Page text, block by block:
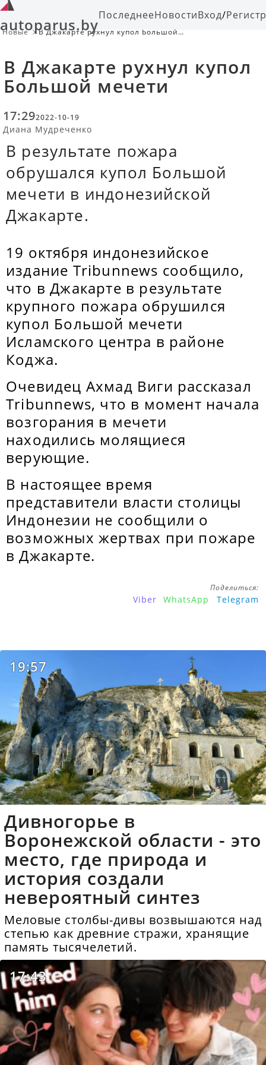
autoparus.byПоследнееНовостиВход/
Новые
В Джакарте рухнул купол Большой
В Джакарте рухнул купол
Большой мечети
17:292022-10-19
Диана Мудреченко
В результате пожара
обрушался купол Большой
мечети в индонезийской
Джакарте.
19 октября индонезийское
издание Tribunnews сообщило,
что в Джакарте в результате
крупного пожара обрушился
купол Большой мечети
Исламского центра в районе
Коджа.
Очевидец Ахмад Виги рассказал
Tribunnews, что в момент начала
возгорания в мечети
находились молящиеся
верующие.
В настоящее время
представители власти столицы
Индонезии не сообщили о
возможных жертвах при пожаре
в Джакарте.
Поделиться:
Viber WhatsApp Telegram
19:57
Дивногорье в
Воронежской области - это
место, где природа и
история создали
невероятный синтез
Меловые столбы-дивы возвышаются над
степью как древние стражи, хранящие
память тысячелетий.
17:43